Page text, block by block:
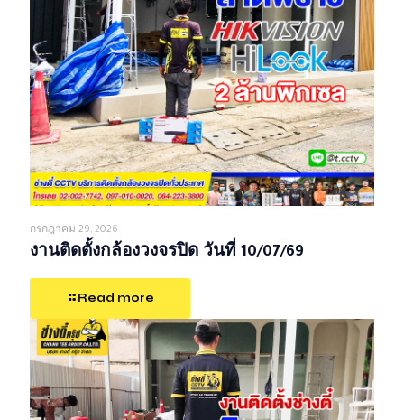
กรกฎาคม 29, 2026
งานติดตั้งกล้องวงจรปิด วันที่ 10/07/69
Read more